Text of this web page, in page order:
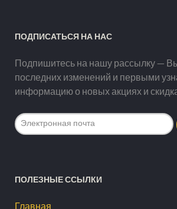
ПОДПИСАТЬСЯ НА НАС
Подпишитесь на нашу рассылку — Вы
последних изменений и первыми
информацию о новых акциях и
ПОЛЕЗНЫЕ ССЫЛКИ
Главная